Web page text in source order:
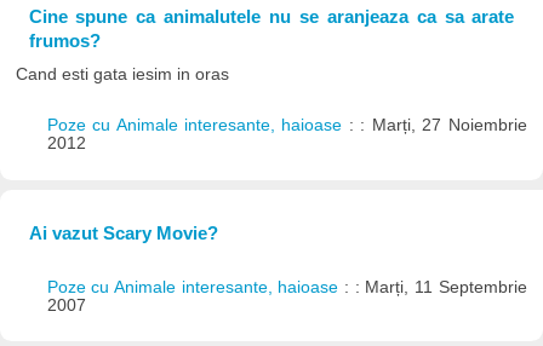
Cine spune ca animalutele nu se aranjeaza ca sa arate
frumos?
Cand esti gata iesim in oras
Poze cu Animale interesante, haioase : : Marți, 27 Noiembrie
2012
Ai vazut Scary Movie?
Poze cu Animale interesante, haioase : : Marți, 11 Septembrie
2007